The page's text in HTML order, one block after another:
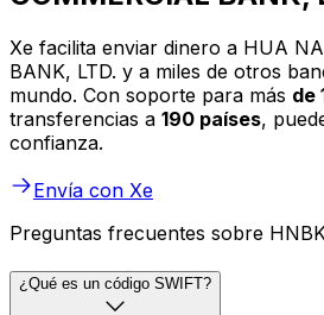
Xe facilita enviar dinero a HUA
BANK, LTD. y a miles de otros
mundo. Con soporte para más de
transferencias a 190 países,
confianza.
Envía con Xe
Preguntas frecuentes sobre
¿Qué es un código SWIFT?